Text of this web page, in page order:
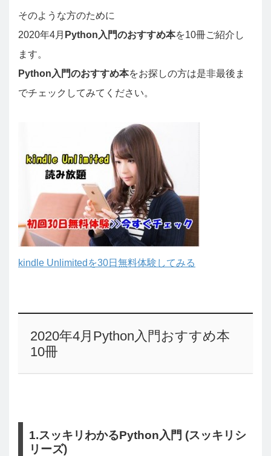
そのような方のために
2020年4月 Python入門のおすすめ本を10冊ご紹介し
ます。
Python入門のおすすめ本をお探しの方は是非最後ま
でチェックしてみてください。
kindle Unlimitedを30日無料体験してみる
2020年4月Python入門おすすめ本
10冊
1.スッキリわかるPython入門 (スッキリシ
リーズ)